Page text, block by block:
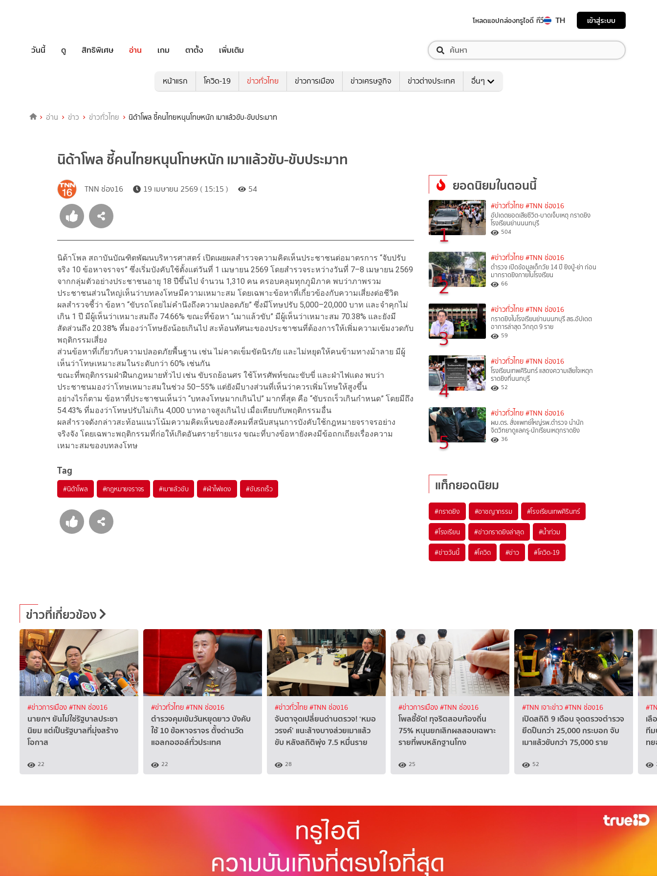
โหลดแอปกล่องทรูไอดี ทีวี TH เข้าสู่ระบบ
วันนี้ ดู สิทธิพิเศษ อ่าน เกม ตาตั้ง เพิ่มเติม
หน้าแรก โควิด-19 ข่าวทั่วไทย ข่าวการเมือง ข่าวเศรษฐกิจ ข่าวต่างประเทศ อื่นๆ
อ่าน ข่าว ข่าวทั่วไทย นิด้าโพล ชี้คนไทยหนุนโทษหนัก เมาแล้วขับ-ขับประมาท
นิด้าโพล ชี้คนไทยหนุนโทษหนัก เมาแล้วขับ-ขับประมาท
TNN ช่อง16 19 เมษายน 2569 ( 15:15 ) 54
นิด้าโพล สถาบันบัณฑิตพัฒนบริหารศาสตร์ เปิดเผยผลสำรวจความคิดเห็นประชาชนต่อมาตรการ “จับปรับ
จริง 10 ข้อหาจราจร” ซึ่งเริ่มบังคับใช้ตั้งแต่วันที่ 1 เมษายน 2569 โดยสำรวจระหว่างวันที่ 7–8 เมษายน 2569
จากกลุ่มตัวอย่างประชาชนอายุ 18 ปีขึ้นไป จำนวน 1,310 คน ครอบคลุมทุกภูมิภาค พบว่าภาพรวม
ประชาชนส่วนใหญ่เห็นว่าบทลงโทษมีความเหมาะสม โดยเฉพาะข้อหาที่เกี่ยวข้องกับความเสี่ยงต่อชีวิต
ผลสำรวจชี้ว่า ข้อหา “ขับรถโดยไม่คำนึงถึงความปลอดภัย” ซึ่งมีโทษปรับ 5,000–20,000 บาท และจำคุกไม่
เกิน 1 ปี มีผู้เห็นว่าเหมาะสมถึง 74.66% ขณะที่ข้อหา “เมาแล้วขับ” มีผู้เห็นว่าเหมาะสม 70.38% และยังมี
สัดส่วนถึง 20.38% ที่มองว่าโทษยังน้อยเกินไป สะท้อนทัศนะของประชาชนที่ต้องการให้เพิ่มความเข้มงวดกับ
พฤติกรรมเสี่ยง
ส่วนข้อหาที่เกี่ยวกับความปลอดภัยพื้นฐาน เช่น ไม่คาดเข็มขัดนิรภัย และไม่หยุดให้คนข้ามทางม้าลาย มีผู้
เห็นว่าโทษเหมาะสมในระดับกว่า 60% เช่นกัน
ขณะที่พฤติกรรมฝ่าฝืนกฎหมายทั่วไป เช่น ขับรถย้อนศร ใช้โทรศัพท์ขณะขับขี่ และฝ่าไฟแดง พบว่า
ประชาชนมองว่าโทษเหมาะสมในช่วง 50–55% แต่ยังมีบางส่วนที่เห็นว่าควรเพิ่มโทษให้สูงขึ้น
อย่างไรก็ตาม ข้อหาที่ประชาชนเห็นว่า “บทลงโทษมากเกินไป” มากที่สุด คือ “ขับรถเร็วเกินกำหนด” โดยมีถึง
54.43% ที่มองว่าโทษปรับไม่เกิน 4,000 บาทอาจสูงเกินไป เมื่อเทียบกับพฤติกรรมอื่น
ผลสำรวจดังกล่าวสะท้อนแนวโน้มความคิดเห็นของสังคมที่สนับสนุนการบังคับใช้กฎหมายจราจรอย่าง
จริงจัง โดยเฉพาะพฤติกรรมที่ก่อให้เกิดอันตรายร้ายแรง ขณะที่บางข้อหายังคงมีข้อถกเถียงเรื่องความ
เหมาะสมของบทลงโทษ
Tag
#นิด้าโพล #กฎหมายจราจร #เมาแล้วขับ #ฝ่าไฟแดง #ขับรถเร็ว
ยอดนิยมในตอนนี้
1
#ข่าวทั่วไทย #TNN ช่อง16
อัปเดตยอดเสียชีวิต-บาดเจ็บเหตุ กราดยิง
โรงเรียนย่านนนทบุรี
504
2
#ข่าวทั่วไทย #TNN ช่อง16
ตำรวจ เปิดข้อมูลเด็กวัย 14 ปี ยิงปู่-ย่า ก่อน
มากราดยิงภายในโรงเรียน
66
3
#ข่าวทั่วไทย #TNN ช่อง16
กราดยิงในโรงเรียนย่านนนทบุรี สธ.อัปเดต
อาการล่าสุด วิกฤต 9 ราย
59
4
#ข่าวทั่วไทย #TNN ช่อง16
โรงเรียนเทพศิรินทร์ แสดงความเสียใจเหตุก
ราดยิงที่นนทบุรี
52
5
#ข่าวทั่วไทย #TNN ช่อง16
ผบ.ตร. สั่งแพทย์ใหญ่รพ.ตำรวจ นำนัก
จิตวิทยาดูแลครู-นักเรียนเหตุกราดยิง
36
แท็กยอดนิยม
#กราดยิง #อาชญากรรม #โรงเรียนเทพศิรินทร์
#โรงเรียน #ข่าวกราดยิงล่าสุด #น้ำท่วม
#ข่าววันนี้ #โควิด #ข่าว #โควิด-19
ข่าวที่เกี่ยวข้อง
#ข่าวการเมือง#TNN ช่อง16
นายกฯ ยันไม่ใช่รัฐบาลประชา
นิยม แต่เป็นรัฐบาลที่มุ่งสร้าง
โอกาส
22
#ข่าวทั่วไทย#TNN ช่อง16
ตำรวจคุมเข้มวันหยุดยาว บังคับ
ใช้ 10 ข้อหาจราจร ตั้งด่านวัด
แอลกอฮอล์ทั่วประเทศ
22
#ข่าวทั่วไทย#TNN ช่อง16
จับตาจุดเปลี่ยนด่านตรวจ! ‘หมอ
วรงค์’ แนะล้างบางส่วยเมาแล้ว
ขับ หลังสถิติพุ่ง 7.5 หมื่นราย
28
#ข่าวการเมือง#TNN ช่อง16
โพลชี้ชัด! ทุจริตสอบท้องถิ่น
75% หนุนยกเลิกผลสอบเฉพาะ
รายที่พบหลักฐานโกง
25
#TNN เจาะข่าว#TNN ช่อง16
เปิดสถิติ 9 เดือน จุดตรวจตำรวจ
ยึดปืนกว่า 25,000 กระบอก จับ
เมาแล้วขับกว่า 75,000 ราย
52
เ
ที
ท